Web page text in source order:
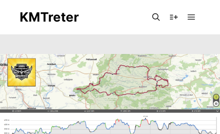
KMTreter